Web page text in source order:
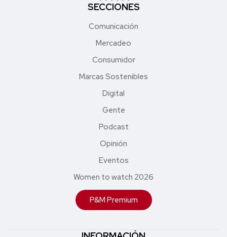
SECCIONES
Comunicación
Mercadeo
Consumidor
Marcas Sostenibles
Digital
Gente
Podcast
Opinión
Eventos
Women to watch 2026
P&M Premium